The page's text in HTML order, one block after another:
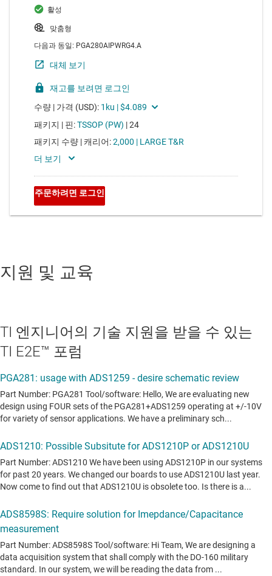
지원 및 교육
TI 엔지니어의 기술 지원을 받을 수 있는
TI E2E™ 포럼